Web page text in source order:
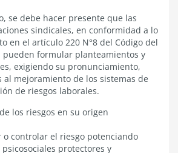
se debe hacer presente que las
sindicales, en conformidad a lo
en el artículo 220 N°8 del Código del
pueden formular planteamientos y
exigiendo su pronunciamiento,
al mejoramiento de los sistemas de
de riesgos laborales.
los riesgos en su origen
o controlar el riesgo potenciando
protectores y